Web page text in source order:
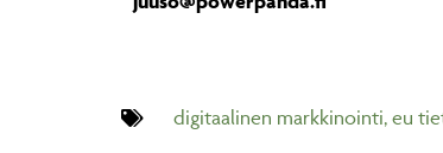
digitaalinen markkinointi, eu